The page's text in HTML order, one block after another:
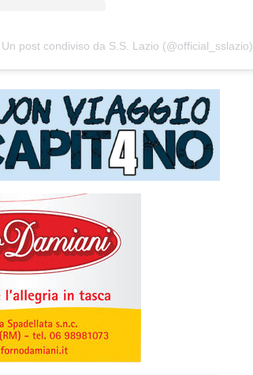
Un post condiviso da S.S. Lazio (@official_sslazio)